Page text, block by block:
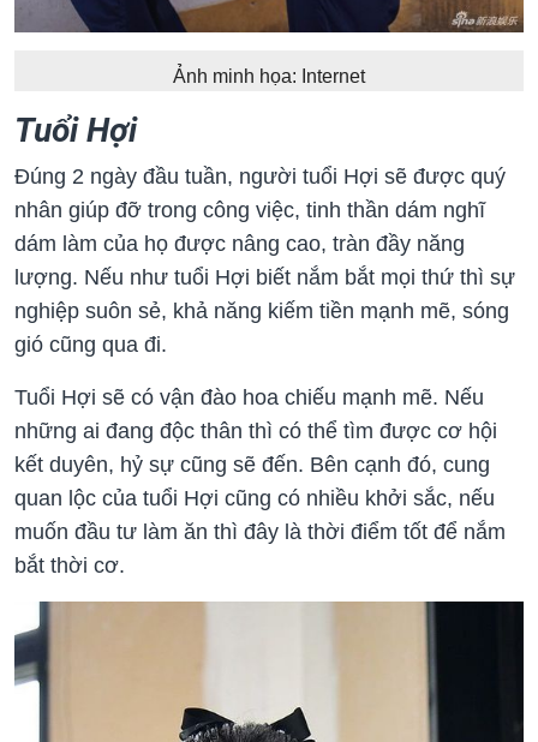
Ảnh minh họa: Internet
Tuổi Hợi
Đúng 2 ngày đầu tuần, người tuổi Hợi sẽ được quý
nhân giúp đỡ trong công việc, tinh thần dám nghĩ
dám làm của họ được nâng cao, tràn đầy năng
lượng. Nếu như tuổi Hợi biết nắm bắt mọi thứ thì sự
nghiệp suôn sẻ, khả năng kiếm tiền mạnh mẽ, sóng
gió cũng qua đi.
Tuổi Hợi sẽ có vận đào hoa chiếu mạnh mẽ. Nếu
những ai đang độc thân thì có thể tìm được cơ hội
kết duyên, hỷ sự cũng sẽ đến. Bên cạnh đó, cung
quan lộc của tuổi Hợi cũng có nhiều khởi sắc, nếu
muốn đầu tư làm ăn thì đây là thời điểm tốt để nắm
bắt thời cơ.